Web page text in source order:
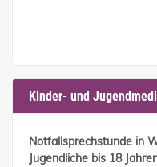
Kinder- und
Notfallsprechstunde in
Jugendliche bis 18